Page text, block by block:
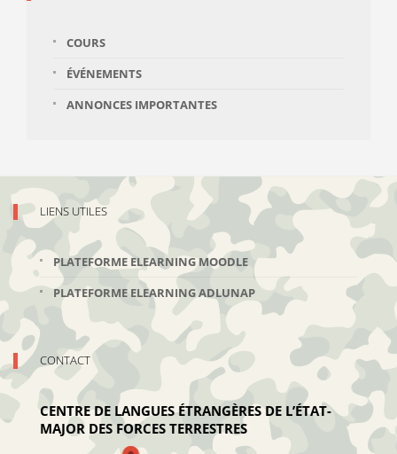
COURS
ÉVÉNEMENTS
ANNONCES IMPORTANTES
LIENS UTILES
PLATEFORME ELEARNING MOODLE
PLATEFORME ELEARNING ADLUNAP
CONTACT
CENTRE DE LANGUES ÉTRANGÈRES DE L’ÉTAT-
MAJOR DES FORCES TERRESTRES